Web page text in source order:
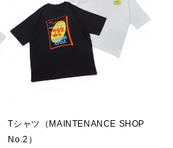
Tシャツ（MAINTENANCE SHOP
No.2）